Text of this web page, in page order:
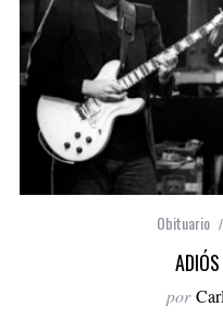
Obituario
por